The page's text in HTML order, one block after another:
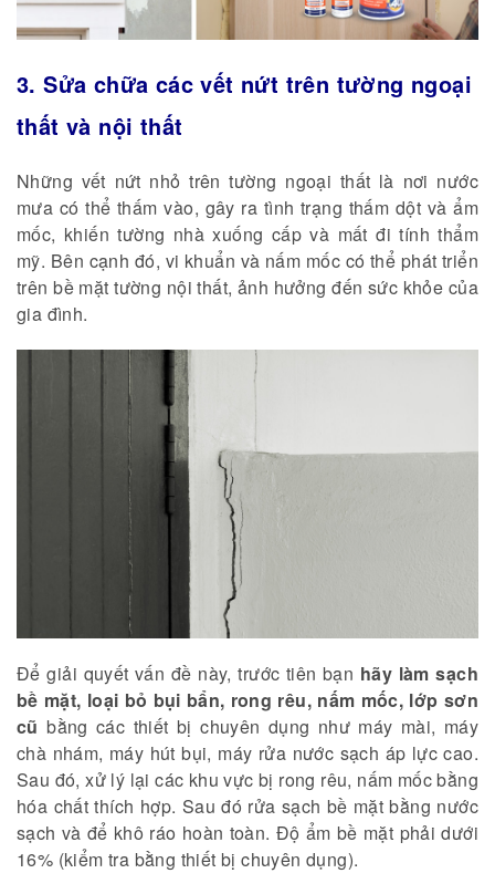
3. Sửa chữa các vết nứt trên tường ngoại
thất và nội thất
Những vết nứt nhỏ trên tường ngoại thất là nơi nước
mưa có thể thấm vào, gây ra tình trạng thấm dột và ẩm
mốc, khiến tường nhà xuống cấp và mất đi tính thẩm
mỹ. Bên cạnh đó, vi khuẩn và nấm mốc có thể phát triển
trên bề mặt tường nội thất, ảnh hưởng đến sức khỏe của
gia đình.
Để giải quyết vấn đề này, trước tiên bạn hãy làm sạch
bề mặt, loại bỏ bụi bẩn, rong rêu, nấm mốc, lớp sơn
cũ bằng các thiết bị chuyên dụng như máy mài, máy
chà nhám, máy hút bụi, máy rửa nước sạch áp lực cao.
Sau đó, xử lý lại các khu vực bị rong rêu, nấm mốc bằng
hóa chất thích hợp. Sau đó rửa sạch bề mặt bằng nước
sạch và để khô ráo hoàn toàn. Độ ẩm bề mặt phải dưới
16% (kiểm tra bằng thiết bị chuyên dụng).